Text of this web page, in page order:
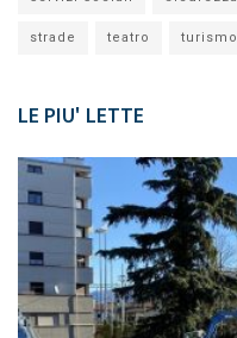
strade teatro turismo
LE PIU' LETTE